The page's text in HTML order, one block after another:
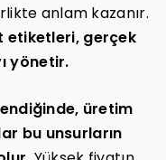
anlam kazanır.
etiketleri, gerçek
yönetir.
üretim
bu unsurların